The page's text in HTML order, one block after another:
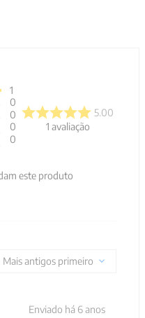
1
0
0
0
0
5.00
1 avaliação
este produto
Mais antigos primeiro
Enviado há 6 anos